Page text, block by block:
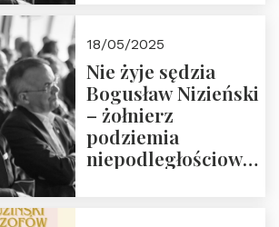
18/05/2025
Nie żyje sędzia
Bogusław Nizieński
– żołnierz
podziemia
niepodległościowego